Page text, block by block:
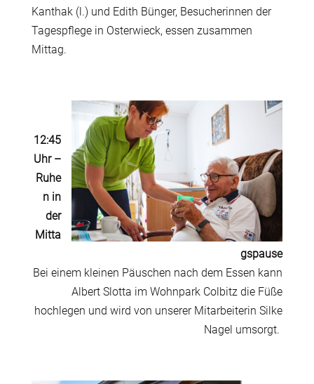
Kanthak (l.) und Edith Bünger, Besucherinnen der
Tagespflege in Osterwieck, essen zusammen
Mittag.
12:45
Uhr–
Ruhe
n in
der
Mitta
gspause
Bei einem kleinen Päuschen nach dem Essen kann
Albert Slotta im Wohnpark Colbitz die Füße
hochlegen und wird von unserer Mitarbeiterin Silke
Nagel umsorgt.